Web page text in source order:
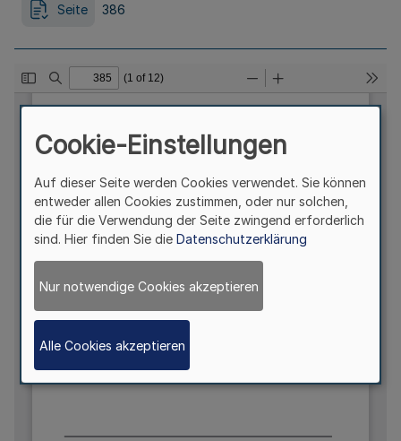
Seite 386
Cookie-Einstellungen
Auf dieser Seite werden Cookies verwendet. Sie können
entweder allen Cookies zustimmen, oder nur solchen,
die für die Verwendung der Seite zwingend erforderlich
sind. Hier finden Sie die Datenschutzerklärung
Nur notwendige Cookies akzeptieren
Alle Cookies akzeptieren